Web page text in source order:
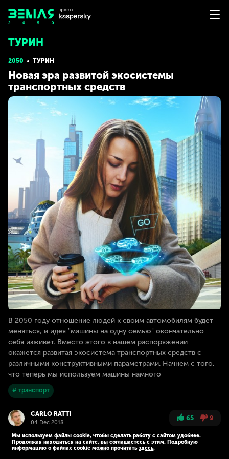
ТУРИН
2050 ТУРИН
Новая эра развитой экосистемы
транспортных средств
В 2050 году отношение людей к своим автомобилям будет
меняться, и идея "машины на одну семью" окончательно
себя изживет. Вместо этого в нашем распоряжении
окажется развитая экосистема транспортных средств с
различными конструктивными параметрами. Начнем с того,
что теперь мы используем машины намного
# транспорт
CARLO RATTI
04 Dec 2018
65 9
Мы используем файлы cookie, чтобы сделать работу с сайтом удобнее.
Продолжая находиться на сайте, вы соглашаетесь с этим. Подробную
информацию о файлах cookie можно прочитатьздесь.